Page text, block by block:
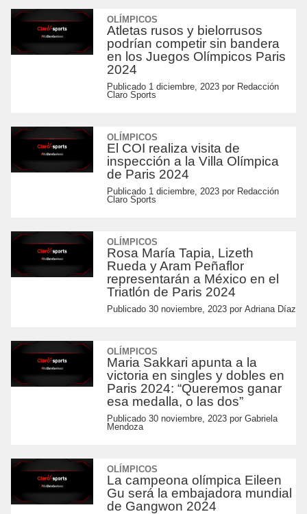
OLÍMPICOS
Atletas rusos y bielorrusos
podrían competir sin bandera
en los Juegos Olímpicos Paris
2024
Publicado 1 diciembre, 2023por Redacción
Claro Sports
OLÍMPICOS
El COI realiza visita de
inspección a la Villa Olímpica
de Paris 2024
Publicado 1 diciembre, 2023por Redacción
Claro Sports
OLÍMPICOS
Rosa María Tapia, Lizeth
Rueda y Aram Peñaflor
representarán a México en el
Triatlón de Paris 2024
Publicado 30 noviembre, 2023por Adriana Díaz
OLÍMPICOS
Maria Sakkari apunta a la
victoria en singles y dobles en
Paris 2024: “Queremos ganar
esa medalla, o las dos”
Publicado 30 noviembre, 2023por Gabriela
Mendoza
OLÍMPICOS
La campeona olímpica Eileen
Gu será la embajadora mundial
de Gangwon 2024